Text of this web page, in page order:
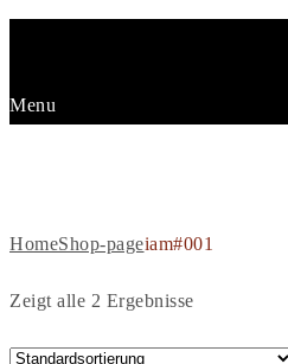
Menu
HomeShop-pageiam#001
Zeigt alle 2 Ergebnisse